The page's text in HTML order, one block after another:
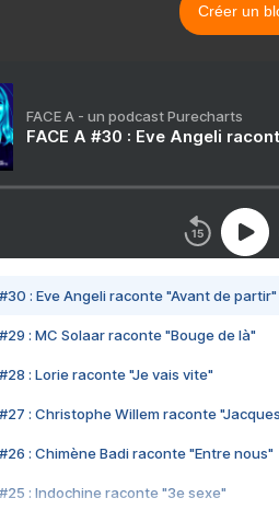
Créer un
FACE A - un podcast Purecharts
FACE A #30 : Eve Angeli
#30 : Eve Angeli raconte "Avant de partir"
#29 : MC Solaar raconte "Bouge de là"
#28 : Lorie raconte "Je vais vite"
#27 : Christophe Willem raconte
#26 : Chimène Badi raconte "Entre nous"
#25 : Indochine raconte "3e sexe"